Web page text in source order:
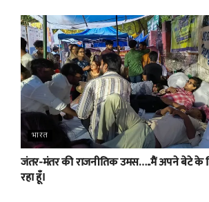
भारत
जंतर-मंतर की राजनीतिक उमस…..मैं अपने बेटे के
रहा हूँ।